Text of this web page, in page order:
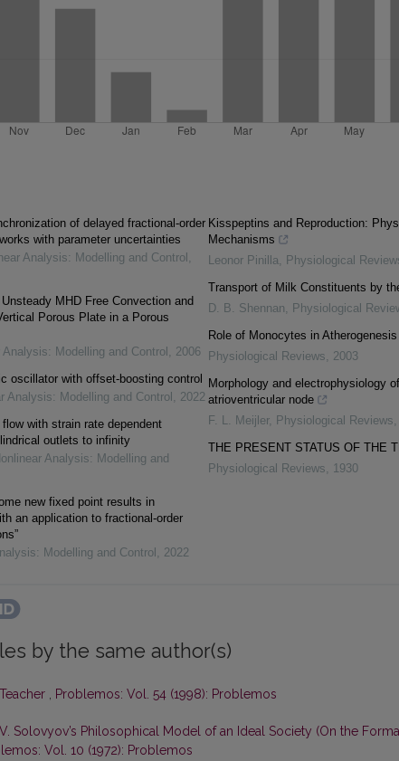
of delayed fractional-order
with parameter uncertainties
Analysis: Modelling and Control ,
MHD Free Convection and
Porous Plate in a Porous
Analysis: Modelling and Control , 2006
oscillator with offset-boosting control
Analysis: Modelling and Control , 2022
with strain rate dependent
outlets to infinity
Analysis: Modelling and
new fixed point results in
an application to fractional-order
Modelling and Control , 2022
Kisspeptins and Reproduction:
Mechanisms
Leonor Pinilla, Physiological
Transport of Milk Constituents by
D. B. Shennan, Physiological
Role of Monocytes in Atherogenesis
Physiological Reviews, 2003
Morphology and electrophysiology
atrioventricular node
F. L. Meijler, Physiological Reviews,
THE PRESENT STATUS OF THE
Physiological Reviews, 1930
by the same author(s)
Teacher , Problemos: Vol. 54 (1998): Problemos
V. Solovyov’s Philosophical Model of an Ideal Society (On the
Vol. 10 (1972): Problemos